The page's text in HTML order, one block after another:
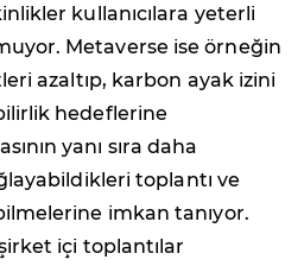
kullanıcılara yeterli
Metaverse ise örneğin
azaltıp, karbon ayak izini
hedeflerine
yanı sıra daha
toplantı ve
imkan tanıyor.
içi toplantılar